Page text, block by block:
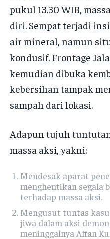
pukul 13.30 WIB,
diri. Sempat terjadi
air mineral, namun
kondusif. Frontage
kemudian dibuka
kebersihan tampak
sampah dari lokasi.
Adapun tujuh
massa aksi, yakni:
Mendesak aparat
menghentikan segala
terhadap massa aksi.
Mengusut tuntas
jiwa dalam aksi
meninggalnya Affan